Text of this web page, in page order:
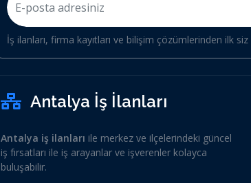
İş ilanları, firma kayıtları ve bilişim çözümlerinden ilk
Antalya İş İlanları
Antalya iş ilanları ile merkez ve ilçelerindeki güncel
iş fırsatları ile iş arayanlar ve işverenler kolayca
buluşabilir.